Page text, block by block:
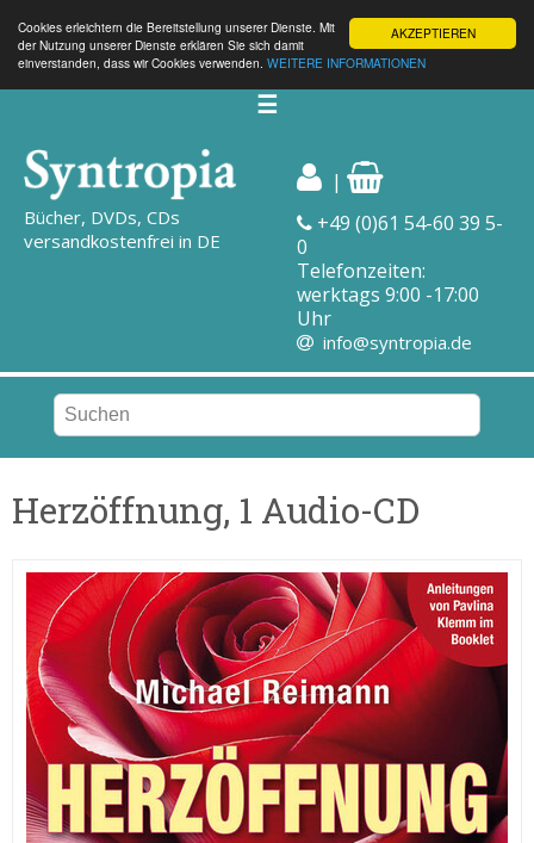
AKZEPTIEREN
Cookies erleichtern die Bereitstellung unserer Dienste. Mit
der Nutzung unserer Dienste erklären Sie sich damit
einverstanden, dass wir Cookies verwenden. WEITERE INFORMATIONEN
☰
Bücher, DVDs, CDs
versandkostenfrei in DE
|
+49 (0)61 54-60 39 5-
0
Telefonzeiten:
werktags 9:00 -17:00
Uhr
info@syntropia.de
Herzöffnung, 1 Audio-CD